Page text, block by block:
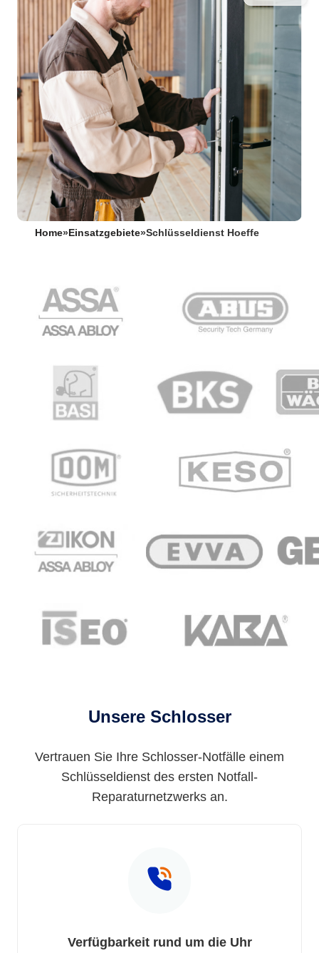
Home» Einsatzgebiete»Schlüsseldienst Hoeffe
Unsere Schlosser
Vertrauen Sie Ihre Schlosser-Notfälle einem
Schlüsseldienst des ersten Notfall-
Reparaturnetzwerks an.
Verfügbarkeit rund um die Uhr